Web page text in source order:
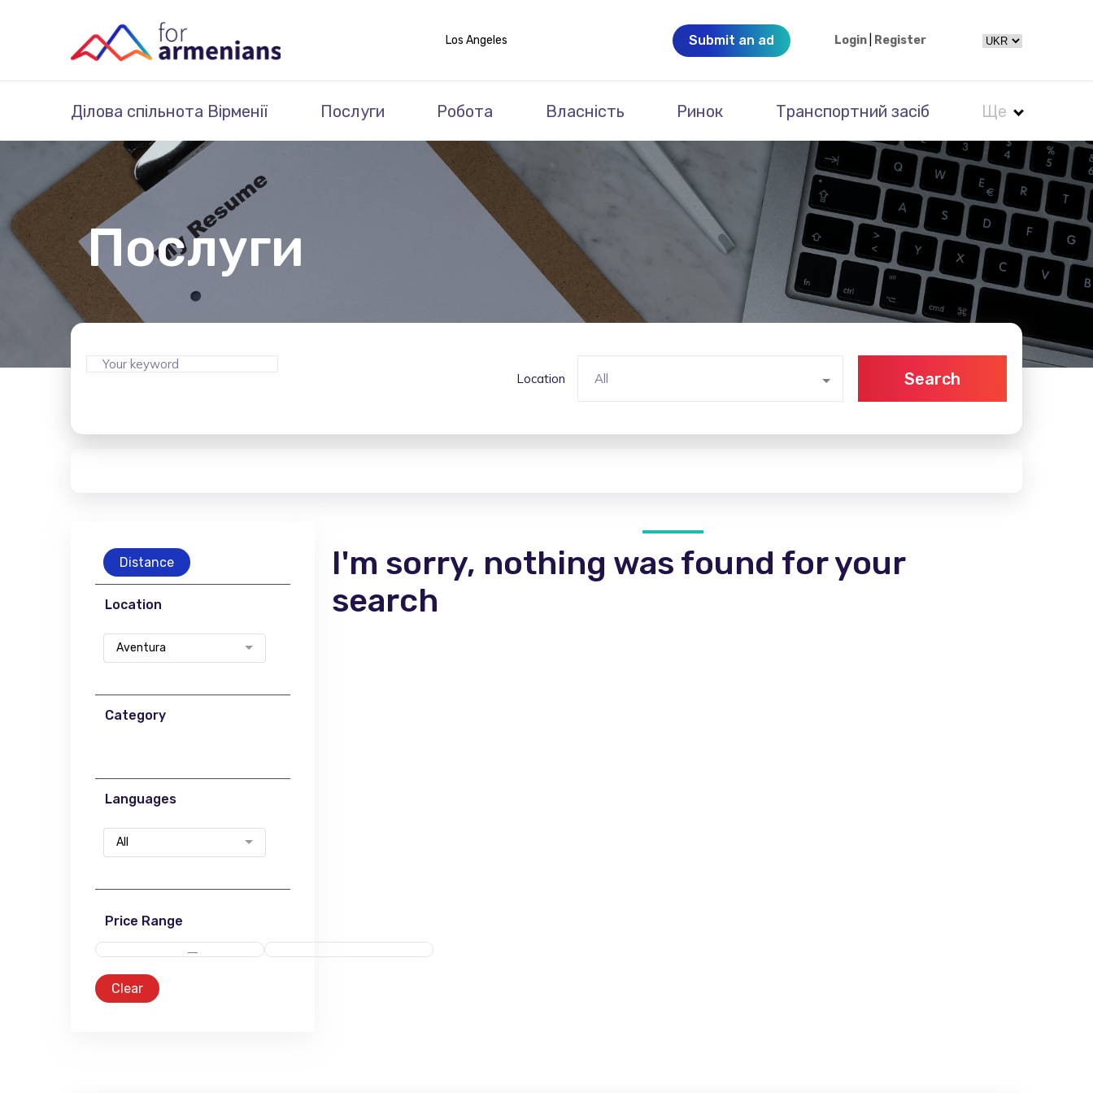
Los Angeles Submit an ad Login Register
Ділова спільнота Вірменії Послуги Робота Власність Ринок Транспортний засіб Ще
Послуги
Location All Search
Distance
Location
Aventura
Category
Languages
All
Price Range
Clear
I'm sorry, nothing was found for your
search